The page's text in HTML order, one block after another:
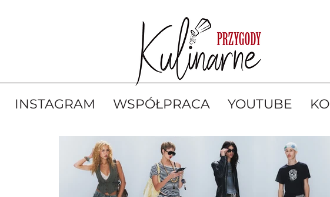
INSTAGRAM WSPÓŁPRACA YOUTUBE